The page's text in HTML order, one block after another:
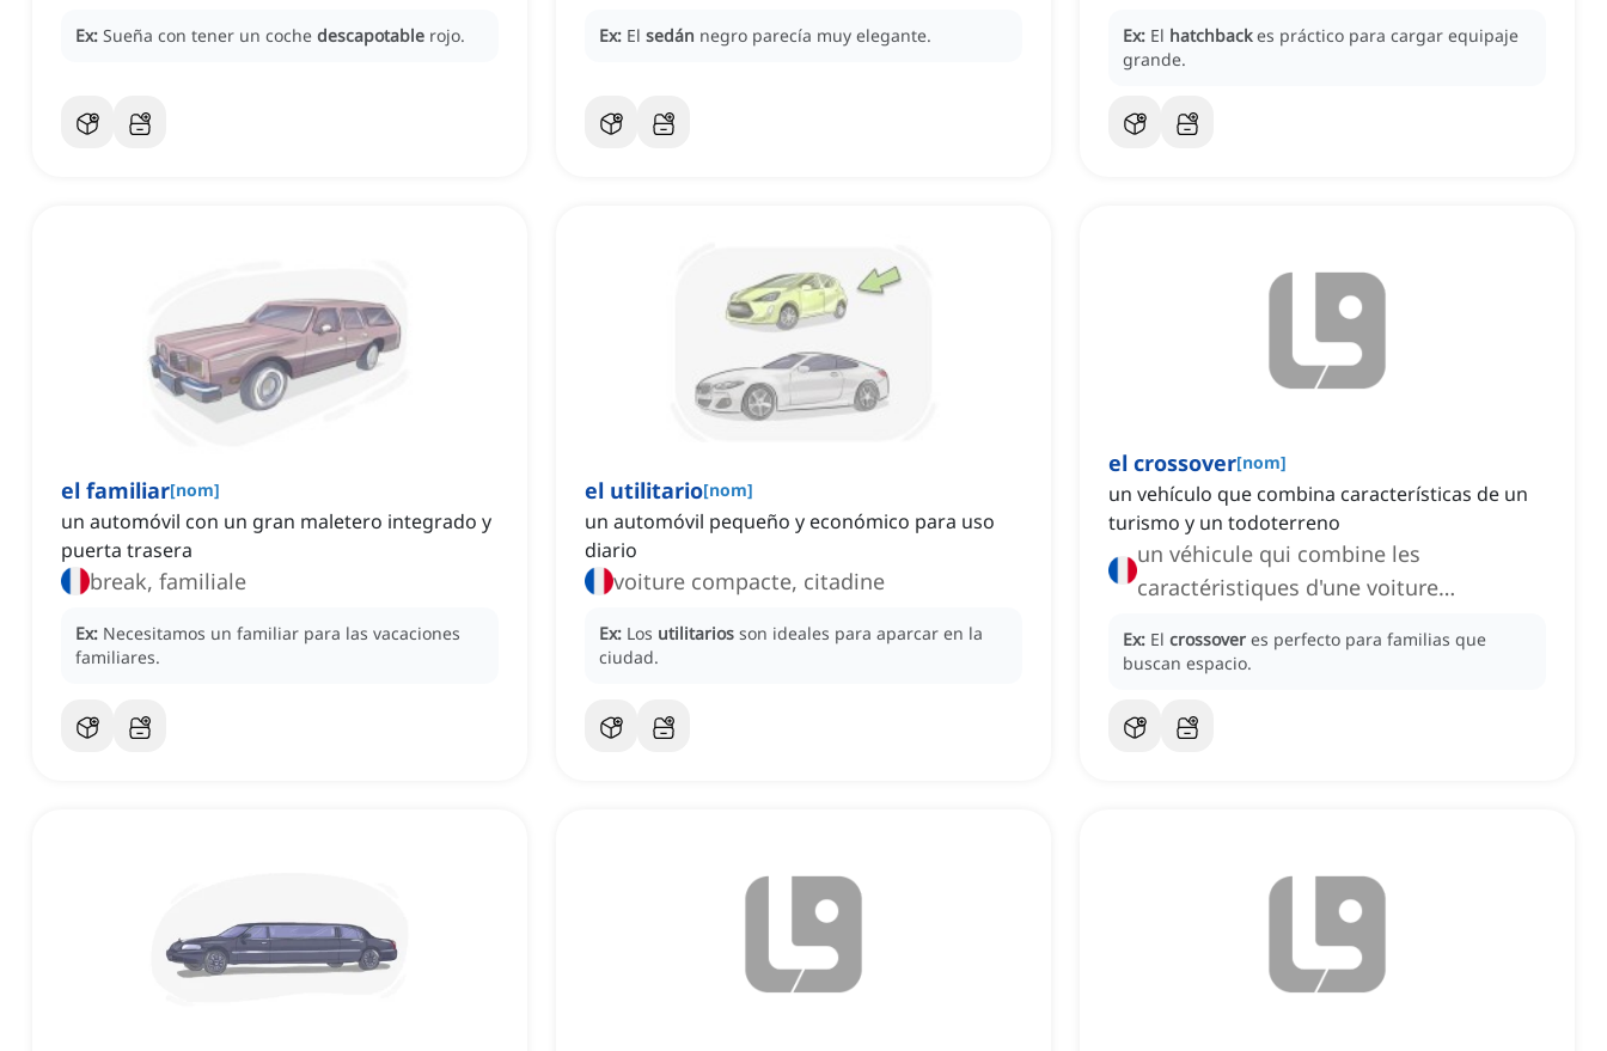
Ex: Sueña con tener un coche descapotable rojo. Ex: El sedán negro parecía muy elegante. Ex: El hatchback es práctico para cargar equipaje
grande.
el familiar[nom]
un automóvil con un gran maletero integrado y
puerta trasera
break, familiale
Ex: Necesitamos un familiar para las vacaciones
familiares.
el utilitario[nom]
un automóvil pequeño y económico para uso
diario
voiture compacte, citadine
Ex: Los utilitarios son ideales para aparcar en la
ciudad.
el crossover[nom]
un vehículo que combina características de un
turismo y un todoterreno
un véhicule qui combine les
caractéristiques d'une voiture
crossover
Ex: El crossover es perfecto para familias que
buscan espacio.